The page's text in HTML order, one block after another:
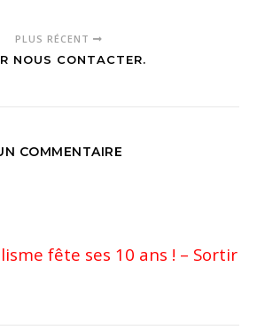
PLUS RÉCENT
NOUS CONTACTER.
COMMENTAIRE
fête ses 10 ans ! – Sortir